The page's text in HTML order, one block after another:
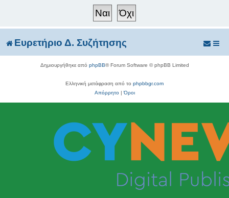
Ευρετήριο Δ. Συζήτησης
Δημιουργήθηκε από phpBB® Forum Software © phpBB Limited
Ελληνική μετάφραση από το phpbbgr.com
Απόρρητο|Όροι